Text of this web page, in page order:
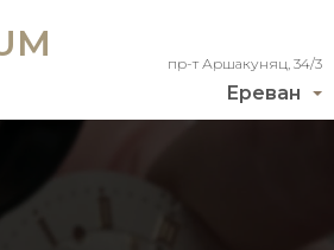
Ереван
пр-т Аршакуняц, 34/3